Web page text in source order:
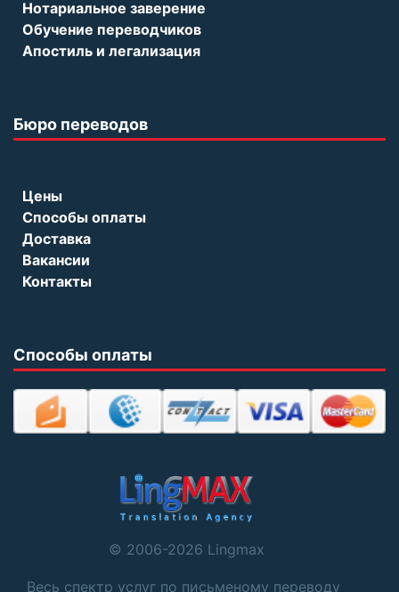
Нотариальное заверение
Обучение переводчиков
Апостиль и легализация
Бюро переводов
Цены
Способы оплаты
Доставка
Вакансии
Контакты
Способы оплаты
© 2006-2026 Lingmax
Весь спектр услуг по письменому переводу